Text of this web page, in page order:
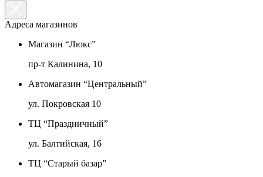
Адреса магазинов
Магазин “Люкс”
пр-т Калинина, 10
Автомагазин “Центральный”
ул. Покровская 10
ТЦ “Праздничный”
ул. Балтийская, 16
ТЦ “Старый базар”